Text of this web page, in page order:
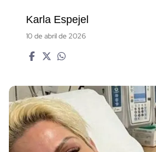
Karla Espejel
10 de abril de 2026